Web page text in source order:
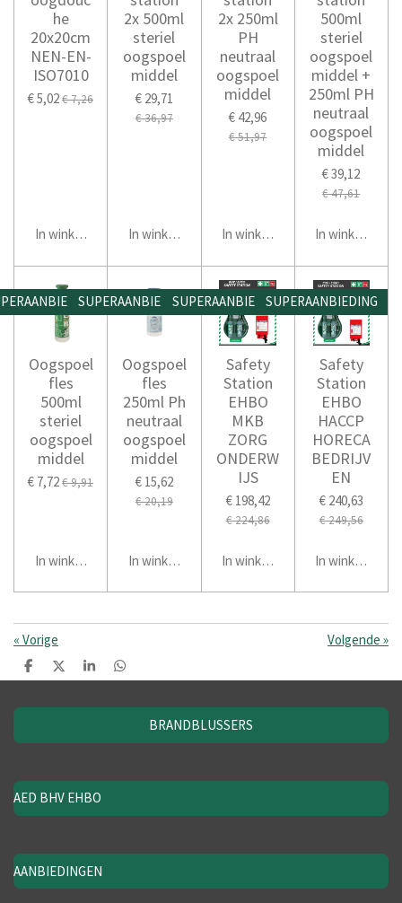
he
20x20cm
NEN-EN-
ISO7010
€ 5,02€ 7,26
In winkelwagen
2x 500ml
steriel
oogspoel
middel
€ 29,71
€ 36,97
In winkelwagen
2x 250ml
PH
neutraal
oogspoel
middel
€ 42,96
€ 51,97
In winkelwagen
500ml
steriel
oogspoel
middel +
250ml PH
neutraal
oogspoel
middel
€ 39,12
€ 47,61
In winkelwagen
Oogspoel
fles
500ml
steriel
oogspoel
middel
€ 7,72€ 9,91
In winkelwagen
SUPERAANBIEDING
Oogspoel
fles
250ml Ph
neutraal
oogspoel
middel
€ 15,62
€ 20,19
In winkelwagen
SUPERAANBIEDING
Safety
Station
EHBO
MKB
ZORG
ONDERW
IJS
€ 198,42
€ 224,86
In winkelwagen
SUPERAANBIEDING
Safety
Station
EHBO
HACCP
HORECA
BEDRIJV
EN
€ 240,63
€ 249,56
In winkelwagen
« Vorige Volgende »
D
e
e
D
e
l
S
h
r
D
e
e
BRANDBLUSSERS
AED BHV EHBO
AANBIEDINGEN